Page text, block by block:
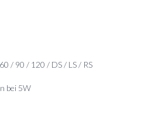
/ 90 / 120 / DS / LS / RS
bei 5W